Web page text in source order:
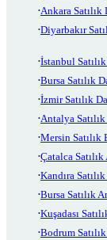
Ankara Satılık
Diyarbakır
İstanbul
Bursa Satılık
İzmir Satılık
Antalya
Mersin Satılık
Çatalca Satılık
Kandıra
Bursa Satılık
Kuşadası
Bodrum